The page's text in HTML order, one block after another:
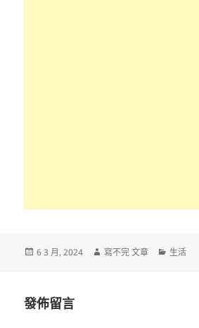
發
6 3 月, 2024
作
寫不完 文章
分
生活
發佈留言